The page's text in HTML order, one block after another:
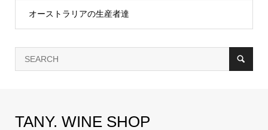
オーストラリアの生産者達
TANY. WINE SHOP